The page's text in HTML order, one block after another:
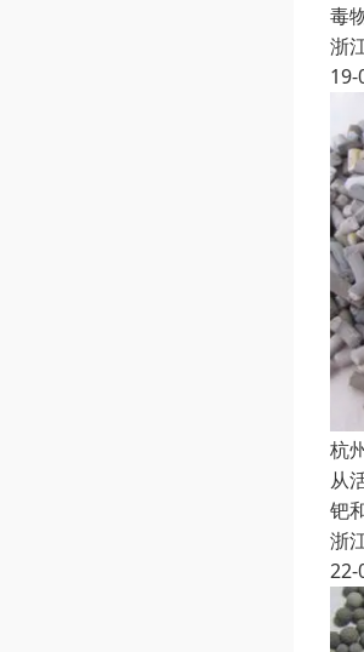
毒
浙
19-
杭
从
钯
浙
22-